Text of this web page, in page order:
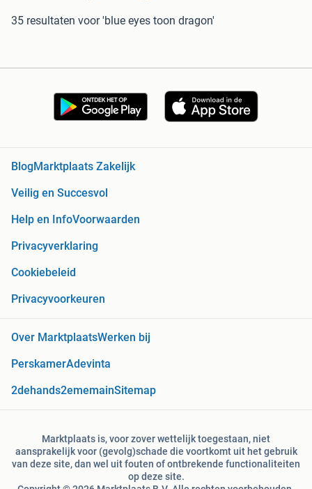
35 resultaten voor 'blue eyes toon dragon'
BlogMarktplaats Zakelijk
Veilig en Succesvol
Help en InfoVoorwaarden
Privacyverklaring
Cookiebeleid
Privacyvoorkeuren
Over MarktplaatsWerken bij
PerskamerAdevinta
2dehands2ememainSitemap
Marktplaats is, voor zover wettelijk toegestaan, niet
aansprakelijk voor (gevolg)schade die voortkomt uit het gebruik
van deze site, dan wel uit fouten of ontbrekende functionaliteiten
op deze site.